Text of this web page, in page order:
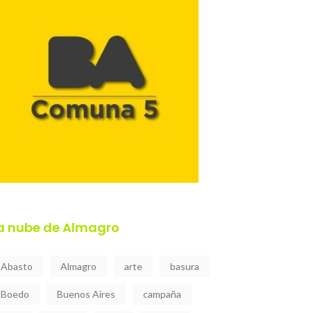
nube de Almagro
Abasto Almagro arte basura
Boedo Buenos Aires campaña